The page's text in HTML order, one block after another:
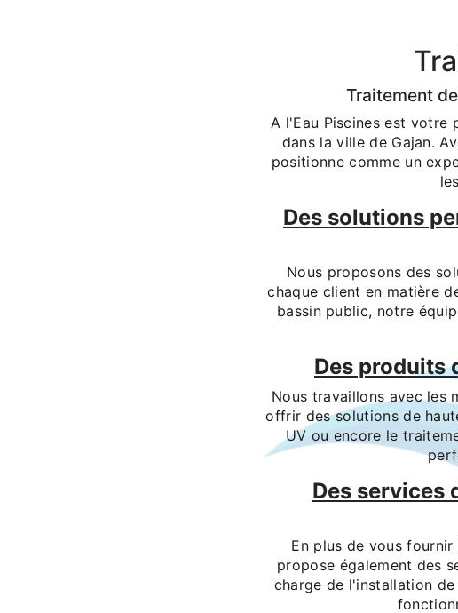
Traitement
A l'Eau Piscines est votre
dans la ville de Gajan.
positionne comme un
Des solutions
Nous proposons des
chaque client en matière
bassin public, notre
Des produits
Nous travaillons avec les
offrir des solutions de
UV ou encore le
Des services
En plus de vous
propose également des
charge de l'installation